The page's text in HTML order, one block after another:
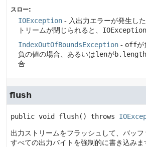
スロー:
IOException - 入出力エラーが発生した
トリームが閉じられると、 IOException
IndexOutOfBoundsException - offが
負の値の場合、あるいはlenが
合
flush
public void flush() throws
出力ストリームをフラッシュして、バッ
すべての出力バイトを強制的に書き込みま